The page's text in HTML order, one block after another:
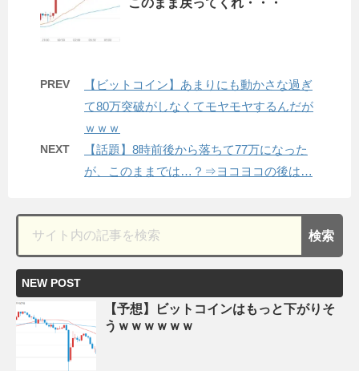
PREV
【ビットコイン】あまりにも動かさな過ぎ
て80万突破がしなくてモヤモヤするんだが
ｗｗｗ
NEXT
【話題】8時前後から落ちて77万になった
が、このままでは…？⇒ヨコヨコの後は…
NEW POST
【予想】ビットコインはもっと下がりそ
うｗｗｗｗｗｗ